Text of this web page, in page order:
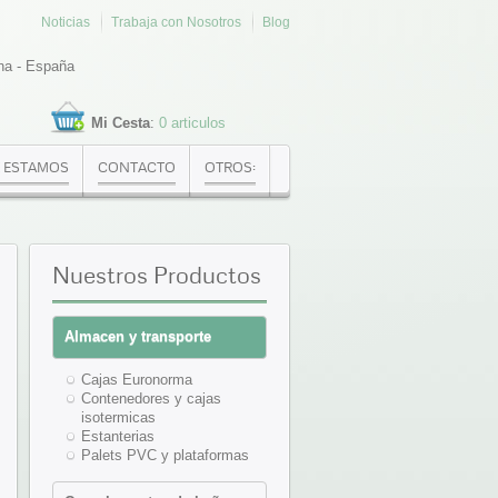
Noticias Trabaja con Nosotros Blog
- España
Mi Cesta: 0 articulos
CONTACTO OTROS:
Nuestros Productos
Almacen y transporte
Cajas Euronorma
Contenedores y cajas
isotermicas
Estanterias
Palets PVC y plataformas